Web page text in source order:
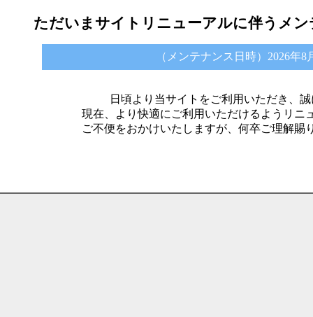
ただいまサイトリニューアルに伴うメ
（メンテナンス日時）2026年8
日頃より当サイトをご利用いただき、
現在、より快適にご利用いただけるようリニ
ご不便をおかけいたしますが、何卒ご理解賜